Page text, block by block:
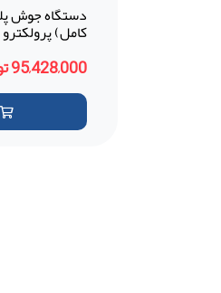
(ضمانت 18 ماهه -ترکیه)
95,428,000 تومان